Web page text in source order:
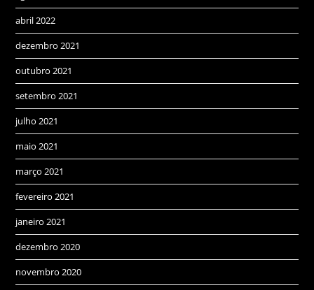
abril 2022
dezembro 2021
outubro 2021
setembro 2021
julho 2021
maio 2021
março 2021
fevereiro 2021
janeiro 2021
dezembro 2020
novembro 2020